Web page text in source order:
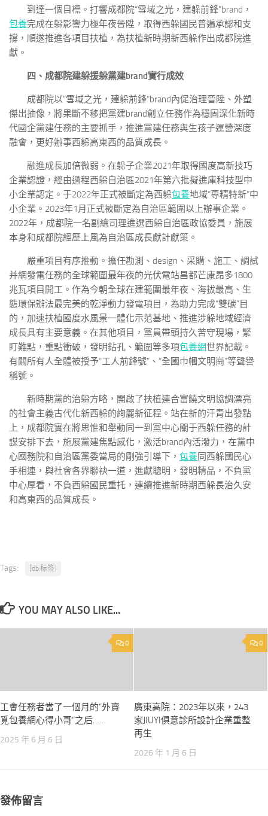
到達一個目標。打響成都院“雪域之光，建躲前鋒”brand，
包養完成在躲影響力極年夜晉陞，取得西躲國民普遍承認和支
撐，順遂推進各項目扶植，為扶植新時期新西躲作出成都院進
獻。
四、成都院建躲援躲黨建brand實行成效
成都院以“雪域之光，建躲前鋒”brand內促治理晉陞、外塑
傑出抽像，將果斷不移把黨建brand創立任務作為穩固深化新時
代國企黨建任務的主要抓手，推進黨建任務與生孩子運營深度
融會，更好辦事西躲高東西的品質成長。
融進成長加倍微弱。在躲子企業2021年取得國度高新技巧
企業認證，經由過程西躲自治區2021年第六批擬進庫科技型中
小企業認定。于2022年正式被斷定為西躲包養地域“專精特新”中
小企業。2023年1月正式被斷定為自治區範圍以上辦事企業。
2022年，成都院一名副總司理進選西躲自治區政協委員，施展
本身和成都院經歷上風為自治區成長獻計獻策。
嚴重項目有序推動。擔任勘測、design、采購、施工、調試
并網發電任務的全球範圍最年夜的光伏電站昌都芒康昂多1800
兆瓦項目開工。作為今朝全球在建範圍最年夜、海拔最高、生
態環保辦法最完美的乾淨動力發電項目，為助力完成“雙碳”目
的，加速扶植國度水風景一體化示范基地、推進涉躲地域經濟
成長具有主要意義。在其他項目，黨員帶頭持久苦守現場，緊
盯難點，重點衝破，發明鉆孔、範圍等多項包養網世界記載。
有關所有人全體被授予“工人前鋒號”、“全國巾幗文明崗”等聲譽
稱號。
新時期黨的治躲方略，開啟了扶植連合富饒文明協調漂亮
的社會主義古代化新西躲的絢麗新征程。站在新的汗青出發點
上，成都院實在將思惟和舉動同一到黨中心關于西躲任務的計
謀安排下去，施展黨建焦點感化，激活brand內活潑力，在黨中
心國務院和自治區黨委當局的剛強引導下， 包養同西躲國民心
手相連，與社會各界聯袂一道，進獻聰明，發明精品，不負黨
中心厚看，不負西躲國民重托，連續推進新時期西躲長治久安
和高東西的品質成長。
Tags: [db:标签]
YOU MAY ALSO LIKE...
0
工會任務者當了一個月的“外賣
覓包養網心得小哥”之后……
2025 年 6 月 6 日
0
廣東高院：2023年以來，243
家JIUYI俱意診所設計企業重整
再生
2026 年 1 月 6 日
發佈留言